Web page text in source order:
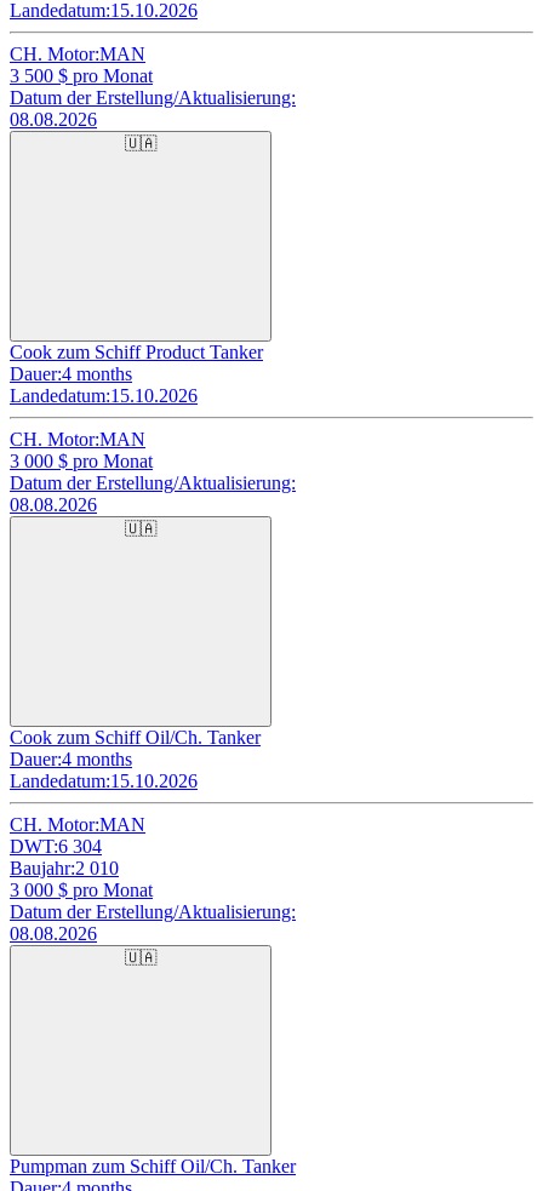
Landedatum:15.10.2026
CH. Motor:MAN
3 500 $ pro Monat
Datum der Erstellung/Aktualisierung:
08.08.2026
🇺🇦
Cook zum Schiff Product Tanker
Dauer:4 months
Landedatum:15.10.2026
CH. Motor:MAN
3 000 $ pro Monat
Datum der Erstellung/Aktualisierung:
08.08.2026
🇺🇦
Cook zum Schiff Oil/Ch. Tanker
Dauer:4 months
Landedatum:15.10.2026
CH. Motor:MAN
DWT:6 304
Baujahr:2 010
3 000 $ pro Monat
Datum der Erstellung/Aktualisierung:
08.08.2026
🇺🇦
Pumpman zum Schiff Oil/Ch. Tanker